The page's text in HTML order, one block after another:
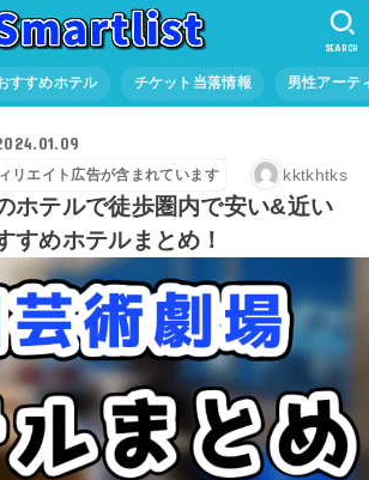
すすめホテル チケット当落情報 男性アーテ
SEARCH
リエイト広告が含まれています kktkhtks
ホテルで徒歩圏内で安い&近い
すめホテルまとめ！